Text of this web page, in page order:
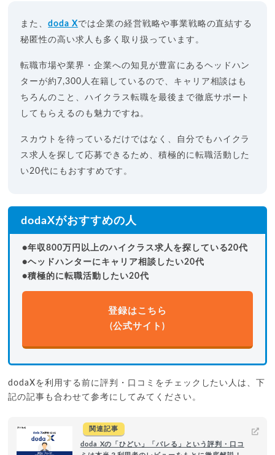
また、doda Xでは企業の経営戦略や事業戦略の直結する
秘匿性の高い求人も多く取り扱っています。
転職市場や業界・企業への知見が豊富にあるヘッドハン
ターが約7,300人在籍しているので、キャリア相談はも
ちろんのこと、ハイクラス転職を最後まで徹底サポート
してもらえるのも魅力ですね。
スカウトを待っているだけではなく、自分でもハイクラ
ス求人を探して応募できるため、積極的に転職活動した
い20代にもおすすめです。
dodaXがおすすめの人
●年収800万円以上のハイクラス求人を探している20代
●ヘッドハンターにキャリア相談したい20代
●積極的に転職活動したい20代
登録はこちら
(公式サイト)
dodaXを利用する前に評判・口コミをチェックしたい人は、下
記の記事も合わせて参考にしてみてください。
関連記事
doda Xの「ひどい」「バレる」という評判・口コ